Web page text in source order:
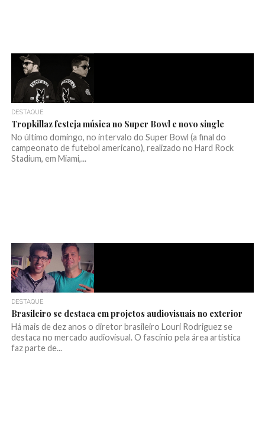
DESTAQUE
Tropkillaz festeja música no Super Bowl e novo single
No último domingo, no intervalo do Super Bowl (a final do
campeonato de futebol americano), realizado no Hard Rock
Stadium, em Miami,...
DESTAQUE
Brasileiro se destaca em projetos audiovisuais no exterior
Há mais de dez anos o diretor brasileiro Louri Rodriguez se
destaca no mercado audiovisual. O fascínio pela área artística
faz parte de...